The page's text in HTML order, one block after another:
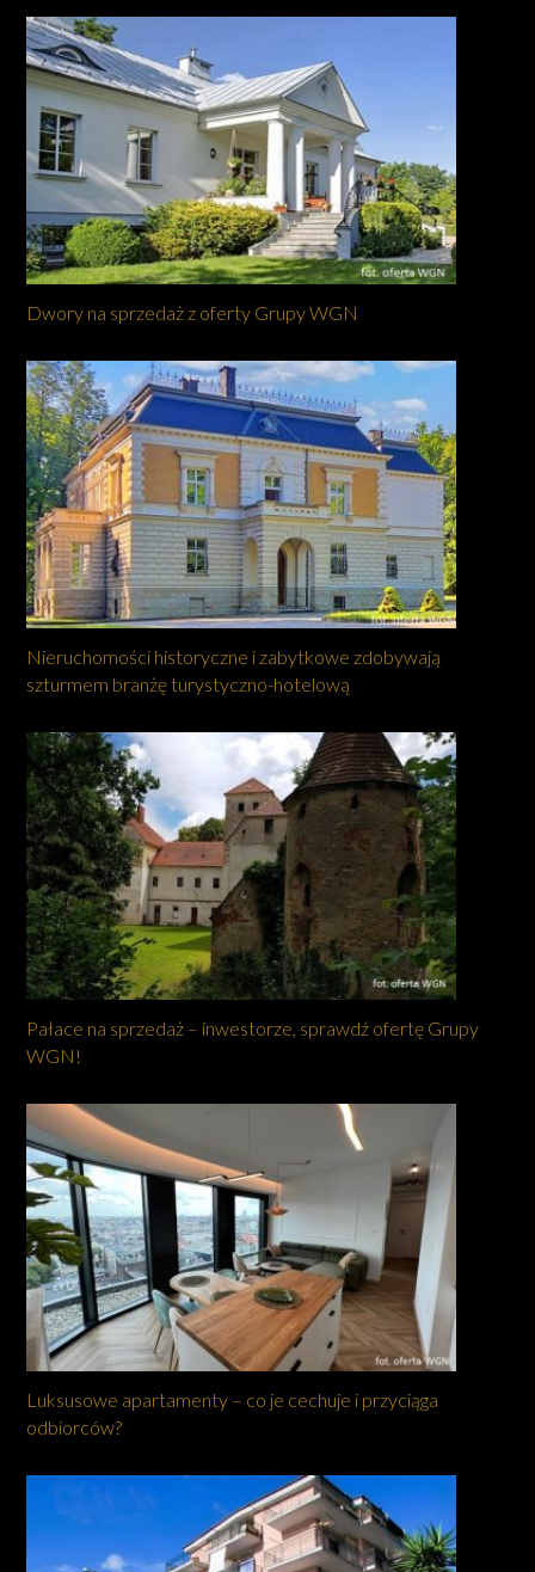
Dwory na sprzedaż z oferty Grupy WGN
Nieruchomości historyczne i zabytkowe zdobywają
szturmem branżę turystyczno-hotelową
Pałace na sprzedaż – inwestorze, sprawdź ofertę Grupy
WGN!
Luksusowe apartamenty – co je cechuje i przyciąga
odbiorców?